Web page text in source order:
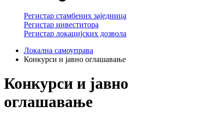
Регистар стамбених заједница
Регистар инвеститора
Регистар локацијских дозвола
Локална самоуправа
Конкурси и јавно оглашавање
Конкурси и јавно
оглашавање